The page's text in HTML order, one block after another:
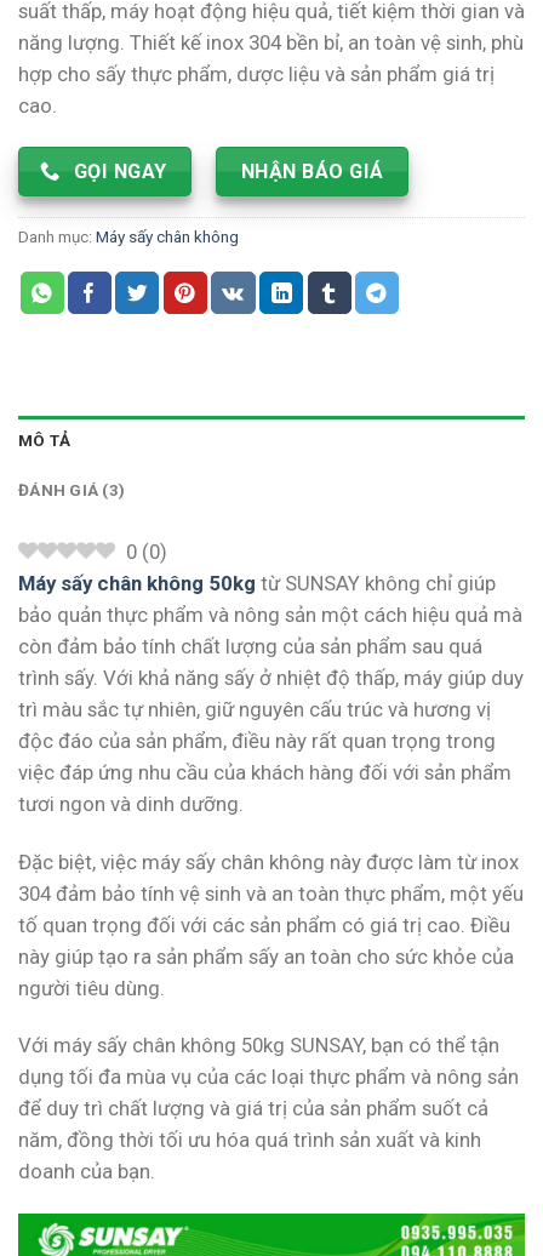
suất thấp, máy hoạt động hiệu quả, tiết kiệm thời gian và
năng lượng. Thiết kế inox 304 bền bỉ, an toàn vệ sinh, phù
hợp cho sấy thực phẩm, dược liệu và sản phẩm giá trị
cao.
GỌI NGAY NHẬN BÁO GIÁ
Danh mục: Máy sấy chân không
MÔ TẢ
ĐÁNH GIÁ (3)
0 (0)
Máy sấy chân không 50kg từ SUNSAY không chỉ giúp
bảo quản thực phẩm và nông sản một cách hiệu quả mà
còn đảm bảo tính chất lượng của sản phẩm sau quá
trình sấy. Với khả năng sấy ở nhiệt độ thấp, máy giúp duy
trì màu sắc tự nhiên, giữ nguyên cấu trúc và hương vị
độc đáo của sản phẩm, điều này rất quan trọng trong
việc đáp ứng nhu cầu của khách hàng đối với sản phẩm
tươi ngon và dinh dưỡng.
Đặc biệt, việc máy sấy chân không này được làm từ inox
304 đảm bảo tính vệ sinh và an toàn thực phẩm, một yếu
tố quan trọng đối với các sản phẩm có giá trị cao. Điều
này giúp tạo ra sản phẩm sấy an toàn cho sức khỏe của
người tiêu dùng.
Với máy sấy chân không 50kg SUNSAY, bạn có thể tận
dụng tối đa mùa vụ của các loại thực phẩm và nông sản
để duy trì chất lượng và giá trị của sản phẩm suốt cả
năm, đồng thời tối ưu hóa quá trình sản xuất và kinh
doanh của bạn.